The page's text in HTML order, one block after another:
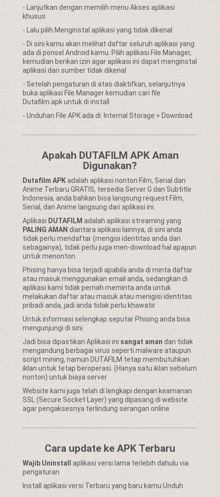
- Lanjutkan dengan memilih menu Akses aplikasi
khusus
- Lalu pilih Menginstal aplikasi yang tidak dikenal
- Di sini kamu akan melihat daftar seluruh aplikasi yang
ada di ponsel Android kamu. Pilih aplikasi File Manager,
kemudian berikan izin agar aplikasi ini dapat menginstal
aplikasi dari sumber tidak dikenal
- Setelah pengaturan di atas diaktifkan, selanjutnya
buka aplikasi File Manager kemudian cari file
Dutafilm.apk untuk di install
- Unduhan File APK ada di: Internal Storage > Download
Apakah DUTAFILM APK Aman
Digunakan?
Dutafilm APKadalah aplikasi nonton Film, Serial dan
Anime Terbaru GRATIS, tersedia Server G dan Subtitle
Indonesia, anda bahkan bisa langsung request Film,
Serial, dan Anime langsung dari aplikasi ini.
Aplikasi DUTAFILM adalah aplikasi streaming yang
PALING AMAN diantara aplikasi lainnya, di sini anda
tidak perlu mendaftar (mengisi identitas anda dan
sebagainya), tidak perlu juga men-download hal apapun
untuk menonton.
Phising hanya bisa terjadi apabila anda di minta daftar
atau masuk menggunakan email anda, sedangkan di
aplikasi kami tidak pernah meminta anda untuk
melakukan daftar atau masuk atau menigisi identitas
pribadi anda, jadi anda tidak perlu khawatir.
Untuk informasi selengkap seputar Phising anda bisa
mengunjungi di sini
Jadi bisa dipastikan Aplikasi ini sangat aman dan tidak
mengandung berbagai virus seperti malware ataupun
script mining, namun DUTAFILM tetap membutuhkan
iklan untuk tetap beroperasi. (Hanya satu iklan sebelum
nonton) untuk biaya server
Website kami juga telah di lengkapi dengan keamanan
SSL (Secure Socket Layer) yang dipasang di website
agar pengaksesnya terlindung serangan online
Cara update ke APK Terbaru
Wajib Uninstall
aplikasi versi lama terlebih dahulu via
pengaturan
Install aplikasi versi Terbaru yang baru kamu Unduh